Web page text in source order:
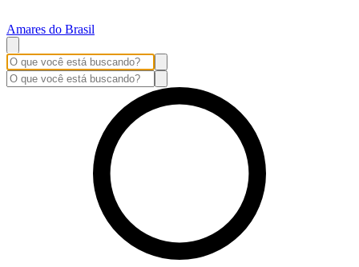
Amares do Brasil